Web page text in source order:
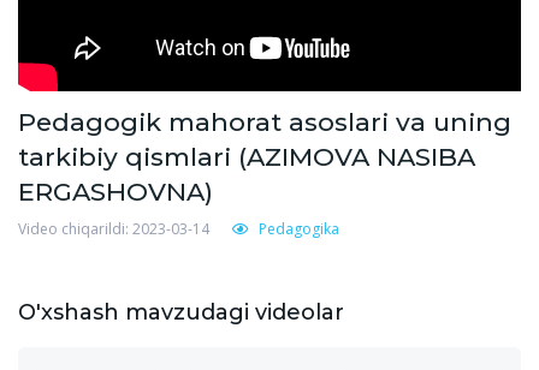
Pedagogik mahorat asoslari va uning
tarkibiy qismlari (AZIMOVA NASIBA
ERGASHOVNA)
Video chiqarildi: 2023-03-14 Pedagogika
O'xshash mavzudagi videolar